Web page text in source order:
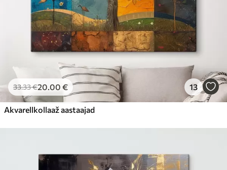
33.33€20.00 € 13
Akvarellkollaaž aastaajad